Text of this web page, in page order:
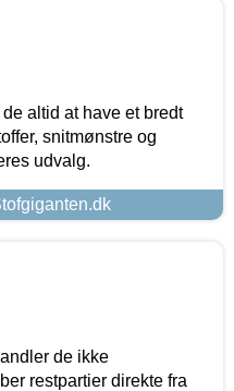
altid at have et bredt
snitmønstre og
udvalg.
de ikke
restpartier direkte fra